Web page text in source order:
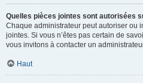
Quelles pièces jointes sont autorisées
Chaque administrateur peut autoriser ou
jointes. Si vous n’êtes pas certain de
vous invitons à contacter un
Haut